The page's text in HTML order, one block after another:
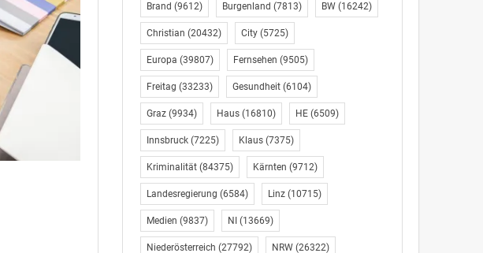
Brand (9612) Burgenland (7813) BW(16242)
Christian (20432) City(5725)
Europa (39807) Fernsehen (9505)
Freitag (33233) Gesundheit(6104)
Graz(9934) Haus(16810) HE(6509)
Innsbruck(7225) Klaus(7375)
Kriminalität(84375) Kärnten (9712)
Landesregierung (6584) Linz(10715)
Medien (9837) NI (13669)
Niederösterreich (27792) NRW(26322)